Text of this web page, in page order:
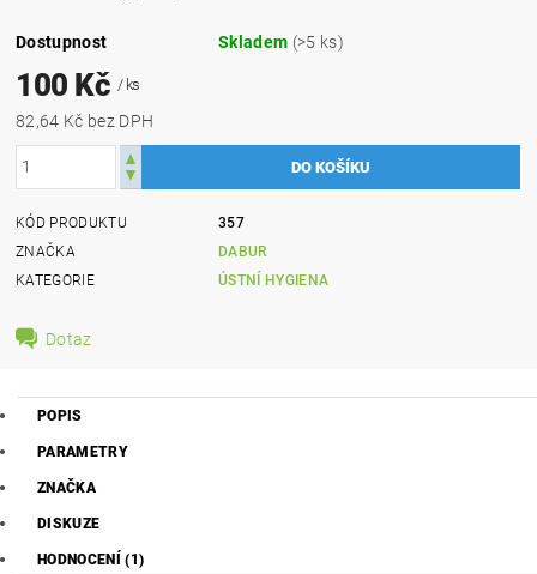
Dostupnost Skladem (>5 ks)
100 Kč / ks
82,64 Kč bez DPH
KÓD PRODUKTU
357
ZNAČKA
DABUR
KATEGORIE
ÚSTNÍ HYGIENA
Dotaz
POPIS
PARAMETRY
ZNAČKA
DISKUZE
HODNOCENÍ (1)